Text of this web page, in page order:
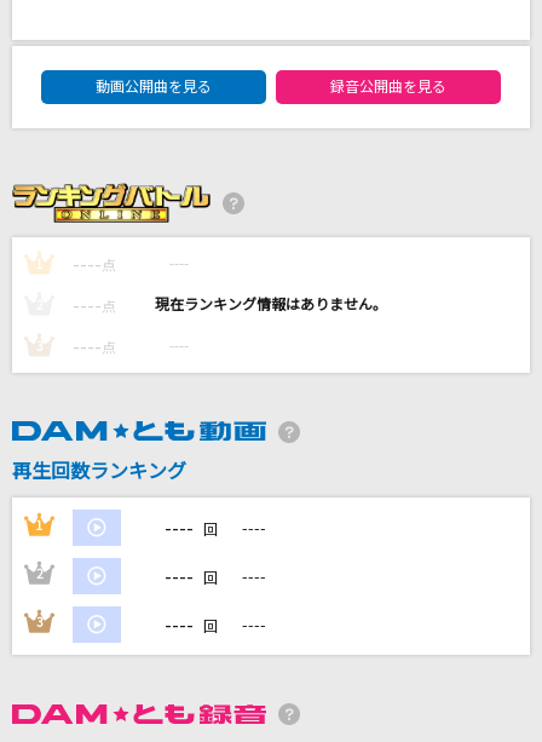
弱虫モンブラン
ano feat. 幾田りら
Runner
爆風スランプ(BAKUFU-SLUMP)
[生音]ツキミソウ
LiSA
カラオケ最新情報をチェック！
DAM★ともボーカルエントリーランキング
動画公開曲を見る
録音公開曲を見る
1 ---- 点 ----
---- 点 ----
3 ---- 点 ----
再生回数ランキング
1 ---- 回 ----
2 ---- 回 ----
3 ---- 回 ----